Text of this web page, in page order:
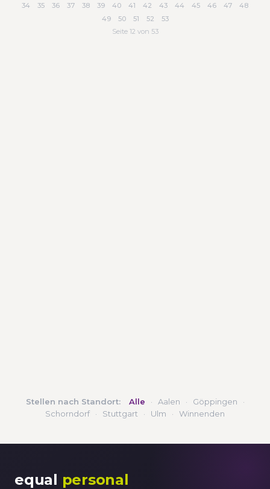
34 35 36 37 38 39 40 41 42 43 44 45 46 47
48
49
50 51 52
53
Seite 12 von 53
Stellen nach Standort: Alle · Aalen · Göppingen
·
Schorndorf
· Stuttgart · Ulm · Winnenden
equal personal